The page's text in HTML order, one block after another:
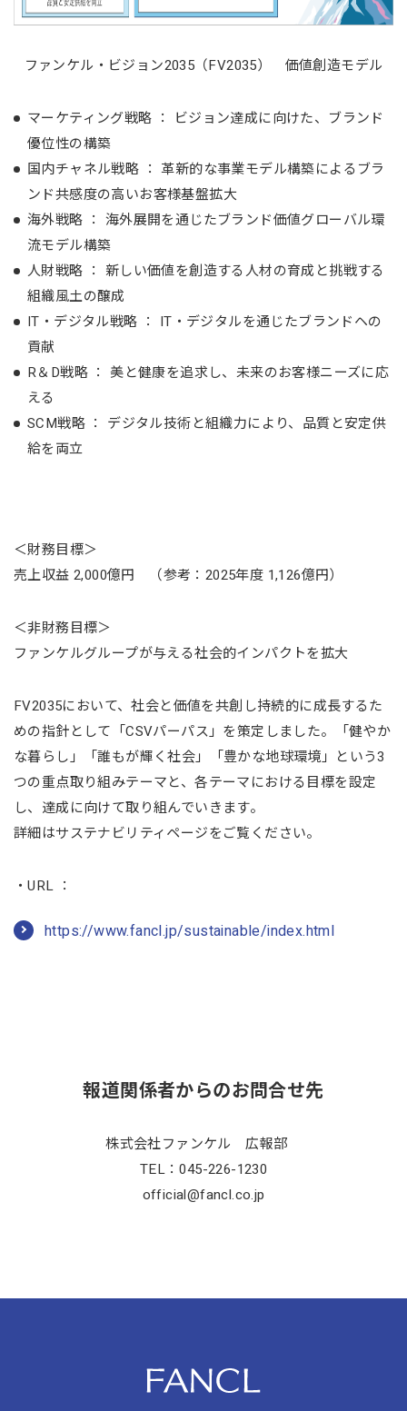
ファンケル・ビジョン2035（FV2035） 価値創造モデル
マーケティング戦略 ： ビジョン達成に向けた、ブランド
優位性の構築
国内チャネル戦略 ： 革新的な事業モデル構築によるブラ
ンド共感度の高いお客様基盤拡大
海外戦略 ： 海外展開を通じたブランド価値グローバル環
流モデル構築
人財戦略 ： 新しい価値を創造する人材の育成と挑戦する
組織風土の醸成
IT・デジタル戦略 ： IT・デジタルを通じたブランドヘの
貢献
R＆D戦略 ： 美と健康を追求し、未来のお客様ニーズに応
える
SCM戦略 ： デジタル技術と組織力により、品質と安定供
給を両立
＜財務目標＞
売上収益 2,000億円 （参考：2025年度 1,126億円）
＜非財務目標＞
ファンケルグループが与える社会的インパクトを拡大
FV2035において、社会と価値を共創し持続的に成長するた
めの指針として「CSVパーパス」を策定しました。「健やか
な暮らし」「誰もが輝く社会」「豊かな地球環境」という3
つの重点取り組みテーマと、各テーマにおける目標を設定
し、達成に向けて取り組んでいきます。
詳細はサステナビリティページをご覧ください。
・URL ：
https://www.fancl.jp/sustainable/index.html
報道関係者からのお問合せ先
株式会社ファンケル 広報部
TEL：045-226-1230
official@fancl.co.jp